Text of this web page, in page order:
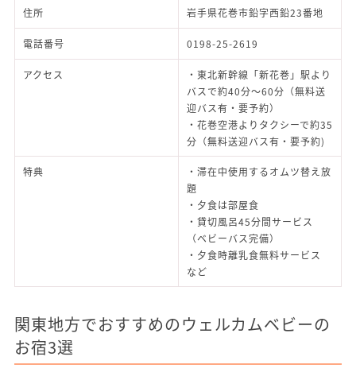
住所 岩手県花巻市鉛字西鉛23番地
電話番号 0198-25-2619
アクセス
・東北新幹線「新花巻」駅より
バスで約40分～60分（無料送
迎バス有・要予約）
・花巻空港よりタクシーで約35
分（無料送迎バス有・要予約)
特典
・滞在中使用するオムツ替え放
題
・夕食は部屋食
・貸切風呂45分間サービス
（ベビーバス完備）
・夕食時離乳食無料サービス
など
関東地方でおすすめのウェルカムベビーの
お宿3選